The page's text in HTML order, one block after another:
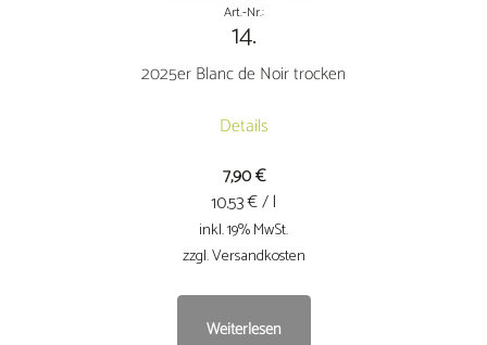
Art.-Nr.:
14.
2025er Blanc de Noir trocken
Details
7,90€
10.53€ / l
inkl. 19% MwSt.
zzgl. Versandkosten
Weiterlesen